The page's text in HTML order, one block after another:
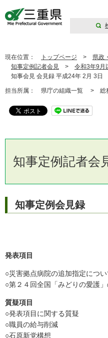
現在位置： トップページ > 県政
知事定例記者会見 > 令和3年9月
知事会見 会見録 平成24年 2月 3日
担当所属： 県庁の組織一覧 > 総
知事定例記者会
知事定例会見録
発表項目
○災害拠点病院の追加指定につい
○第２４回全国「みどりの愛護
質疑項目
○発表項目に関する質疑
○職員の給与削減
○石原新党構想